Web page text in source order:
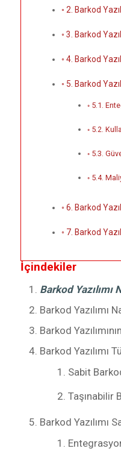
2. Barkod
3. Barkod
4. Barkod
5. Barkod
5.1.
5.2.
5.3.
5.4.
6. Barkod
7. Barkod
İçindekiler
Barkod Yazılımı
Barkod Yazılımı
Barkod
Barkod Yazılımı
Sabit
Taşınabilir
Barkod Yazılımı